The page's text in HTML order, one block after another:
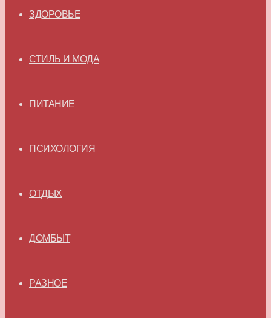
ЗДОРОВЬЕ
СТИЛЬ И МОДА
ПИТАНИЕ
ПСИХОЛОГИЯ
ОТДЫХ
ДОМБЫТ
РАЗНОЕ